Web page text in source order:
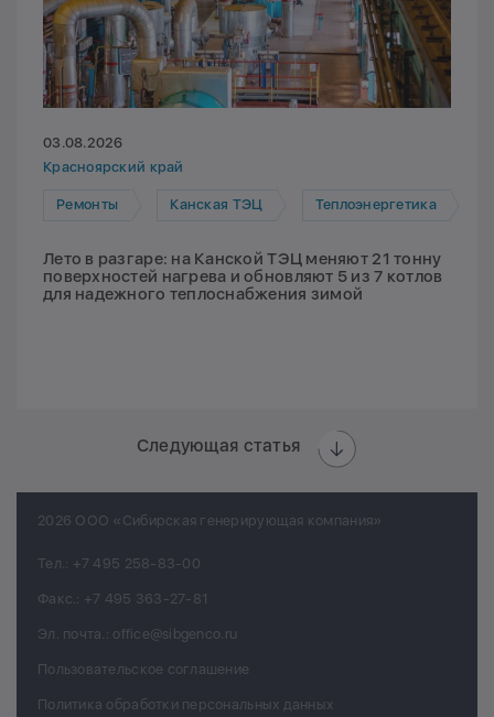
03.08.2026
Красноярский край
Ремонты Канская ТЭЦ Теплоэнергетика
Лето в разгаре: на Канской ТЭЦ меняют 21 тонну
поверхностей нагрева и обновляют 5 из 7 котлов
для надежного теплоснабжения зимой
Следующая статья
2026 ООО «Сибирская генерирующая компания»
Тел.: +7 495 258-83-00
Факс.: +7 495 363-27-81
Эл. почта.: office@sibgenco.ru
Пользовательское соглашение
Политика обработки персональных данных